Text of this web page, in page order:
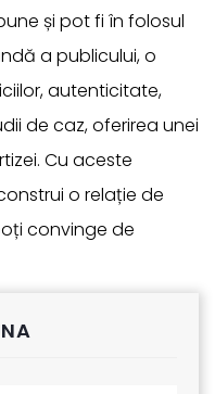
și pot fi în folosul
a publicului, o
autenticitate,
de caz, oferirea unei
Cu aceste
o relație de
convinge de